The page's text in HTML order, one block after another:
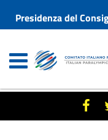
Presidenza del